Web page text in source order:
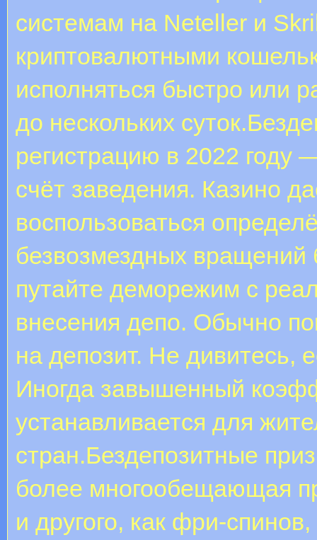
системам на Neteller и
криптовалютными
исполняться быстро или
до нескольких
регистрацию в 2022 году
счёт заведения. Казино
воспользоваться
безвозмездных вращений
путайте деморежим с
внесения депо. Обычно
на депозит. Не дивитесь,
Иногда завышенный
устанавливается для
стран.Бездепозитные
более многообещающая
и другого, как фри-